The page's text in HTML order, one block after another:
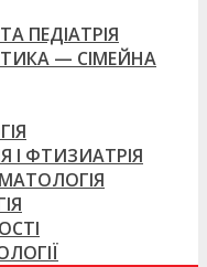
ПЕДІАТРІЯ
— СІМЕЙНА
І ФТИЗИАТРІЯ